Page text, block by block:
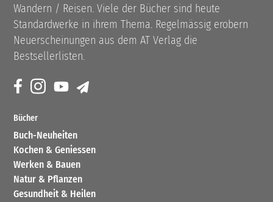
Wandern / Reisen. Viele der Bücher sind heute
Standardwerke in ihrem Thema. Regelmässig erobern
Neuerscheinungen aus dem AT Verlag die
Bestsellerlisten.
Bücher
Buch-Neuheiten
Kochen & Geniessen
Werken & Bauen
Natur & Pflanzen
Gesundheit & Heilen